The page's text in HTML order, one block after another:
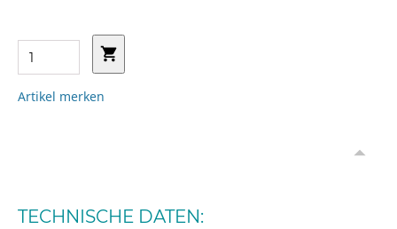
Artikel merken
TECHNISCHE DATEN: